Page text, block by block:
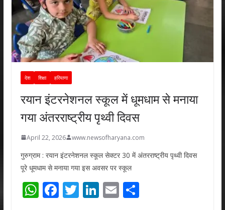
देश शिक्षा हरियाणा
रयान इंटरनेशनल स्कूल में धूमधाम से मनाया
गया अंतरराष्ट्रीय पृथ्वी दिवस
April 22, 2026 www.newsofharyana.com
गुरुग्राम : रयान इंटरनेशनल स्कूल सेक्टर 30 में अंतरराष्ट्रीय पृथ्वी दिवस
पूरे धूमधाम से मनाया गया इस अवसर पर स्कूल
W F T Li E S